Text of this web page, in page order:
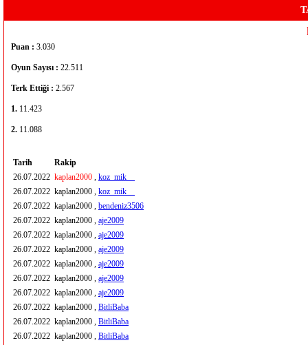
Puan : 3.030
Oyun Sayısı : 22.511
Terk Ettiği : 2.567
1. 11.423
2. 11.088
Tarih
Rakip
26.07.2022 kaplan2000 , koz_mik__
26.07.2022 kaplan2000 , koz_mik__
26.07.2022 kaplan2000 , bendeniz3506
26.07.2022 kaplan2000 , aje2009
26.07.2022 kaplan2000 , aje2009
26.07.2022 kaplan2000 , aje2009
26.07.2022 kaplan2000 , aje2009
26.07.2022 kaplan2000 , aje2009
26.07.2022 kaplan2000 , aje2009
26.07.2022 kaplan2000 , BitliBaba
26.07.2022 kaplan2000 , BitliBaba
26.07.2022 kaplan2000 , BitliBaba